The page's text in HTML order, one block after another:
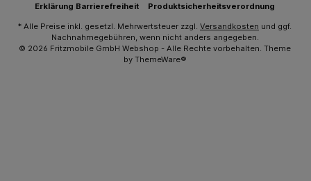
Erklärung Barrierefreiheit
Produktsicherheitsverordnung
* Alle Preise inkl. gesetzl. Mehrwertsteuer zzgl. Versandkosten und ggf.
Nachnahmegebühren, wenn nicht anders angegeben.
© 2026 Fritzmobile GmbH Webshop - Alle Rechte vorbehalten. Theme
by ThemeWare®